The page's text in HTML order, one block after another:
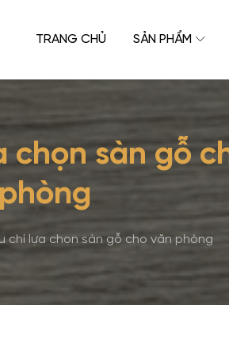
TRANG CHỦ SẢN PHẨM
chọn sàn gỗ
chí lựa chọn sàn gỗ cho văn phòng